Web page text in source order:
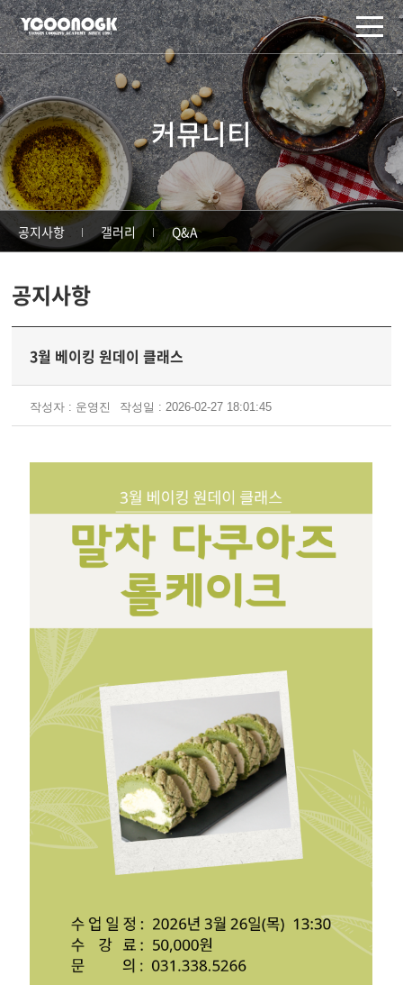
주메뉴 바로가기
컨텐츠 바로가기
커뮤니티
공지사항 갤러리 Q&A
공지사항
3월 베이킹 원데이 클래스
작성자 : 운영진 작성일 : 2026-02-27 18:01:45